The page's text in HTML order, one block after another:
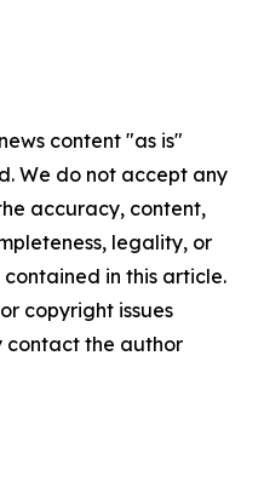
content "as is"
We do not accept any
accuracy, content,
legality, or
in this article.
copyright issues
contact the author